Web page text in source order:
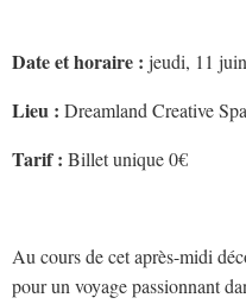
Date et horaire : jeudi, 11
Lieu : Dreamland Creative
Tarif : Billet unique 0€
Au cours de cet après-midi
pour un voyage passionnant